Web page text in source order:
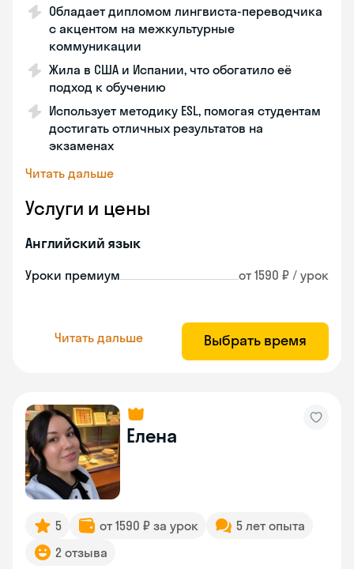
Обладает дипломом лингвиста-переводчика
с акцентом на межкультурные
коммуникации
Жила в США и Испании, что обогатило её
подход к обучению
Использует методику ESL, помогая студентам
достигать отличных результатов на
экзаменах
Читать дальше
Услуги и цены
Английский язык
Уроки премиум от 1590 ₽ / урок
Читать дальше Выбрать время
Елена
5 от 1590 ₽ за урок
5 лет опыта
2 отзыва